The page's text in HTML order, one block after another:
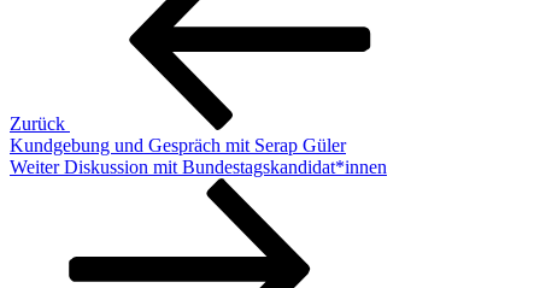
Zurück
Kundgebung und Gespräch mit Serap Güler
Nächster
Weiter Diskussion mit Bundestagskandidat*innen